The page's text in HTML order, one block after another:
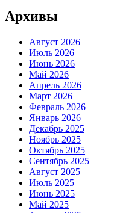
Архивы
Август 2026
Июль 2026
Июнь 2026
Май 2026
Апрель 2026
Март 2026
Февраль 2026
Январь 2026
Декабрь 2025
Ноябрь 2025
Октябрь 2025
Сентябрь 2025
Август 2025
Июль 2025
Июнь 2025
Май 2025